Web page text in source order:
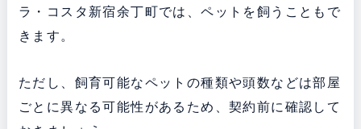
ラ・コスタ新宿余丁町では、ペットを飼うこともで
きます。
ただし、飼育可能なペットの種類や頭数などは部屋
ごとに異なる可能性があるため、契約前に確認して